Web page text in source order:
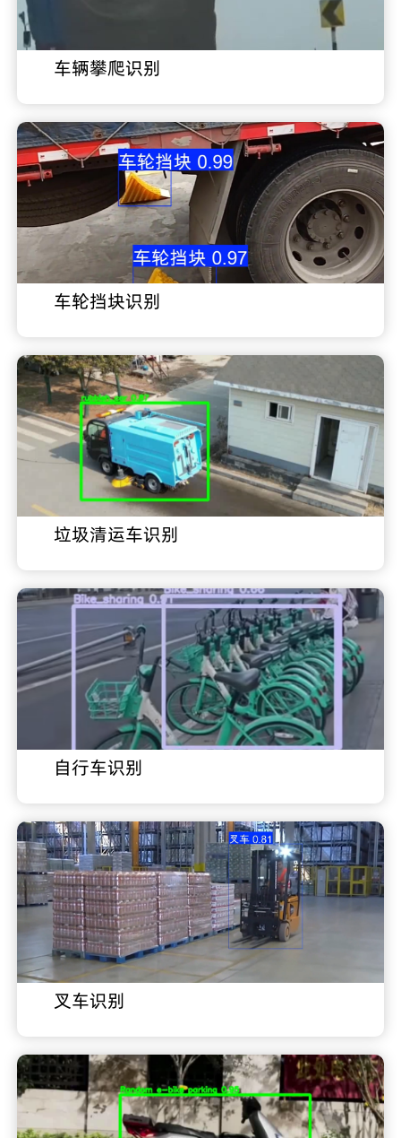
车辆攀爬识别
车轮挡块识别
垃圾清运车识别
自行车识别
叉车识别